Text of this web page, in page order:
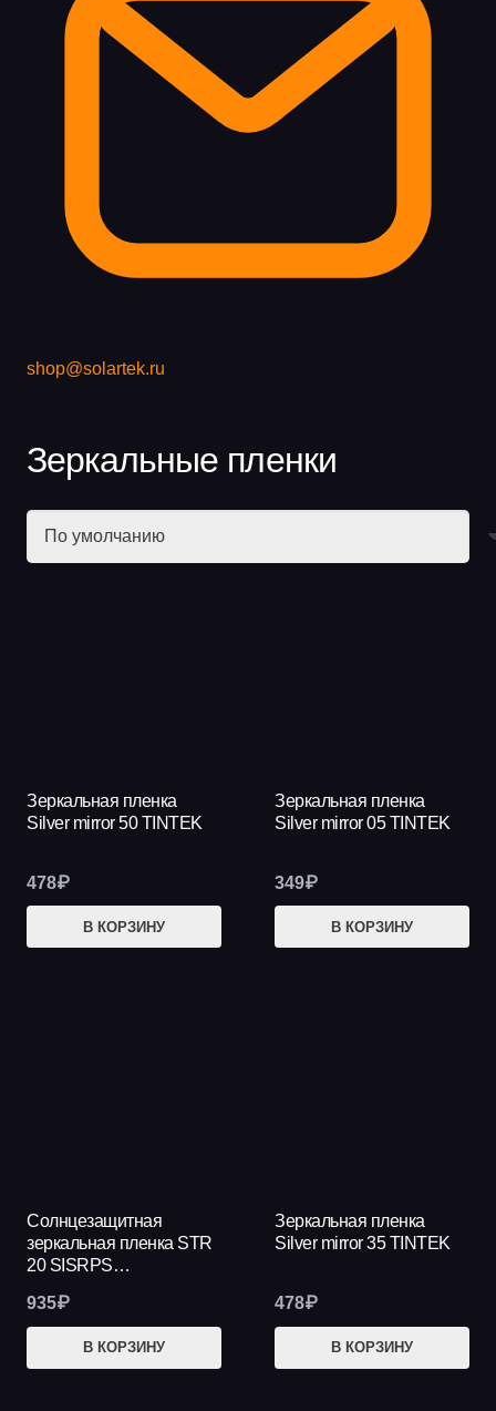
shop@solartek.ru
Зеркальные пленки
Зеркальная пленка
Silver mirror 50 TINTEK
478₽
В КОРЗИНУ
Зеркальная пленка
Silver mirror 05 TINTEK
349₽
В КОРЗИНУ
Солнцезащитная
зеркальная пленка STR
20 SISRPS…
935₽
В КОРЗИНУ
Зеркальная пленка
Silver mirror 35 TINTEK
478₽
В КОРЗИНУ